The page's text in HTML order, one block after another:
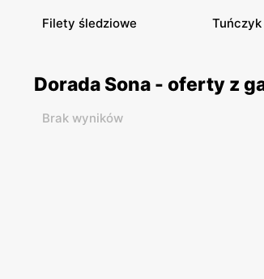
Filety śledziowe Tuńczyk
Dorada Sona - oferty z
Brak wyników